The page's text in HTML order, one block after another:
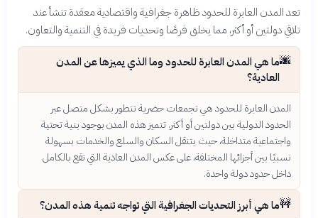
تعد المدن العابرة للحدود ظاهرة جغرافية واقتصادية معقدة تنشأ عند
تلاقي دولتين أو أكثر، مما يخلق فرصًا وتحديات فريدة في التنمية والتعاون.
🌆ما هي المدن العابرة للحدود وما الذي يميزها عن المدن
العادية؟
المدن العابرة للحدود هي تجمعات حضرية تتطور بشكل متصل عبر
الحدود الدولية بين دولتين أو أكثر. تتميز هذه المدن بوجود بنية تحتية
واجتماعية متداخلة، حيث يتنقل السكان والسلع والخدمات بسهولة
نسبيًا بين أجزائها المختلفة، على عكس المدن العادية التي تقع بالكامل
داخل حدود دولة واحدة.
🚧ما هي أبرز التحديات الجغرافية التي تواجه تنمية هذه المدن؟